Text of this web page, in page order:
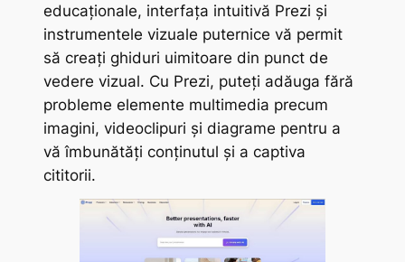
educaționale, interfața intuitivă Prezi și
instrumentele vizuale puternice vă permit
să creați ghiduri uimitoare din punct de
vedere vizual. Cu Prezi, puteți adăuga fără
probleme elemente multimedia precum
imagini, videoclipuri și diagrame pentru a
vă îmbunătăți conținutul și a captiva
cititorii.